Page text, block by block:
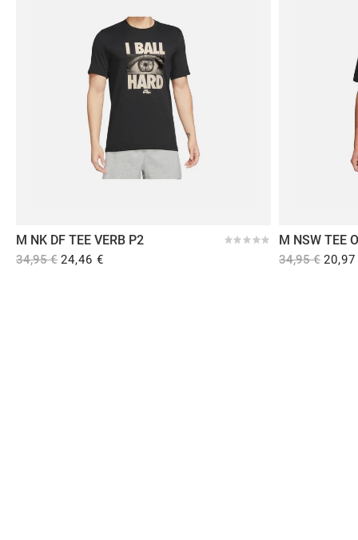
LINER SOCKS 3P
Calcetines
adidas
1/4 SOCKS 3P
12,95 €
M NK DF TEE VERB P2
34,95 € 24,46 €
M NSW TEE
34,95 €